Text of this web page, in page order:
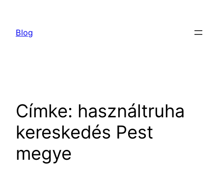
tartalomhoz
Blog
Címke: használtruha
kereskedés Pest
megye